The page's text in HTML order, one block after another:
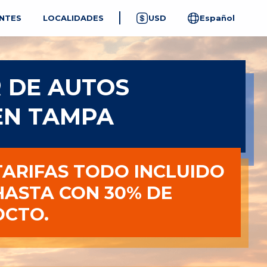
LOCALIDADES USD Español
AUTOS
TAMPA
TODO INCLUIDO
CON 30% DE